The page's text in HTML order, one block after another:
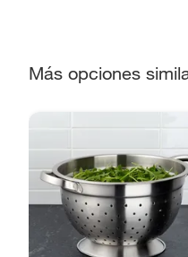
Pinturas de color a
Plantas.
Productos que hayan
Baterías de auto.
Motocicletas y
Licores y cigarros
Más opciones